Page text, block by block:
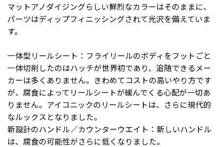
マットアノダイジングらしい鮮烈なカラーはそのままに、
パーツはディップフィニッシングされて光沢を備えていま
す。
一体型リールシート：フライリールのボディをフットごと
一体切削したのはハッチが世界初であり、追随できるメー
カーは多くありません。きわめてコストの高いやり方です
が、腐食によってリールシートが緩んでくる心配が一切あ
りません。アイコニックのリールシートは、さらに現代的
なルックスとなりました。
新設計のハンドル／カウンターウエイト：新しいハンドル
は、腐食の可能性がさらに低くなりました。